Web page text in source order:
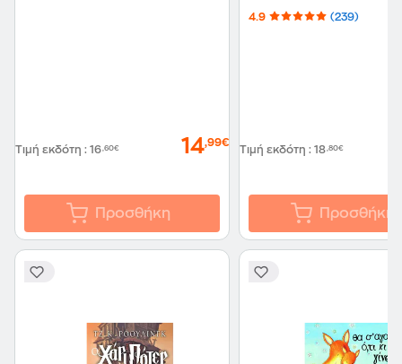
Τιμή εκδότη : 16,60€ 14,99€
Προσθήκη
4.9 (239)
Τιμή εκδότη : 18,80€
Προσθήκη